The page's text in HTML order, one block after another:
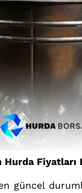
Hurda Fiyatları
güncel